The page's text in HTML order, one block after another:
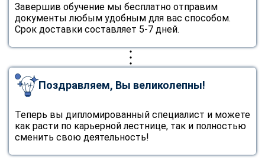
Завершив обучение мы бесплатно отправим
документы любым удобным для вас способом.
Срок доставки составляет 5-7 дней.
Поздравляем, Вы великолепны!
Теперь вы дипломированный специалист и можете
как расти по карьерной лестнице, так и полностью
сменить свою деятельность!